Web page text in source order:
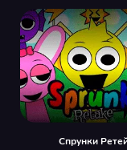
Спрунки